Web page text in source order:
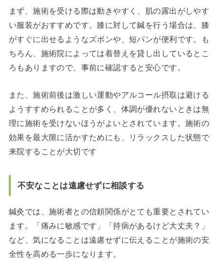
まず、施術を受ける際は動きやすく、肌の露出がしやす
い服装がおすすめです。膝に対して鍼を行う場合は、膝
がすぐに出せるようなズボンや、短パンが便利です。も
ちろん、施術院によっては着替えを貸し出しているとこ
ろもありますので、事前に確認すると安心です。
また、施術前後は激しい運動やアルコール摂取は避ける
ようすすめられることが多く、体調が優れないときは無
理に施術を受けないほうがよいとされています。施術の
効果を最大限に活かすためにも、リラックスした状態で
来院することが大切です
不安なことは遠慮せずに相談する
鍼灸では、施術者との信頼関係がとても重要とされてい
ます。「痛みに敏感です」「持病があるけど大丈夫？」
など、気になることは遠慮せずに伝えることが施術の安
全性を高める一歩になります。